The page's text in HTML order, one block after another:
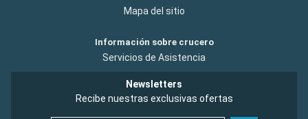
Mapa del sitio
Información sobre crucero
Servicios de Asistencia
Newsletters
Recibe nuestras exclusivas ofertas